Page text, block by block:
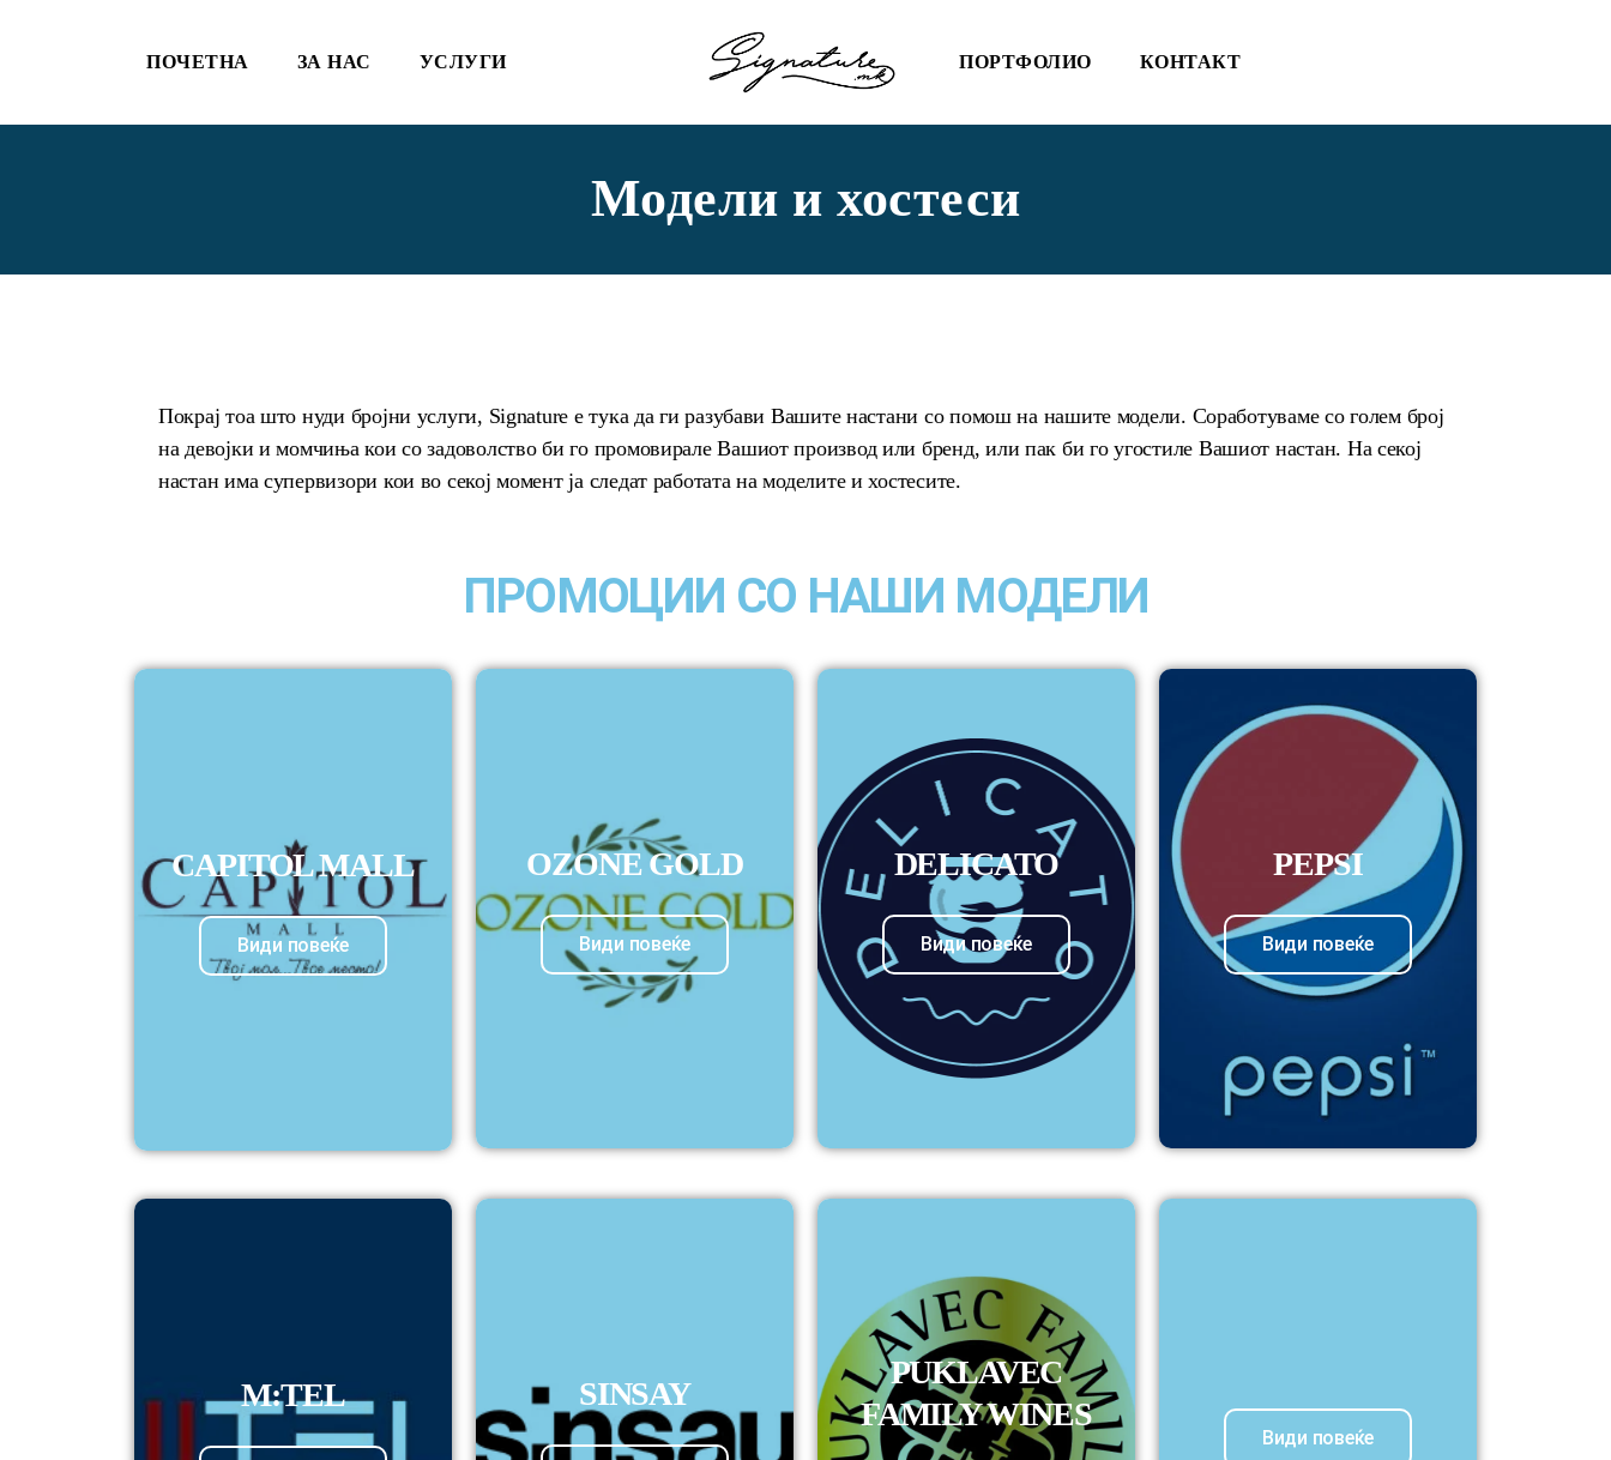
ПОЧЕТНА ЗА НАС УСЛУГИ ПОРТФОЛИО КОНТАКТ
Модели и хостеси
Покрај тоа што нуди бројни услуги, Signature е тука да ги разубави Вашите настани со помош на нашите модели. Соработуваме со голем број
на девојки и момчиња кои со задоволство би го промовирале Вашиот производ или бренд, или пак би го угостиле Вашиот настан. На секој
настан има супервизори кои во секој момент ја следат работата на моделите и хостесите.
ПРОМОЦИИ СО НАШИ МОДЕЛИ
CAPITOL MALL
Види повеќе
OZONE GOLD
Види повеќе
DELICATO
Види повеќе
PEPSI
Види повеќе
М:TEL SINSAY
PUKLAVEC
FAMILY WINES
Види повеќе